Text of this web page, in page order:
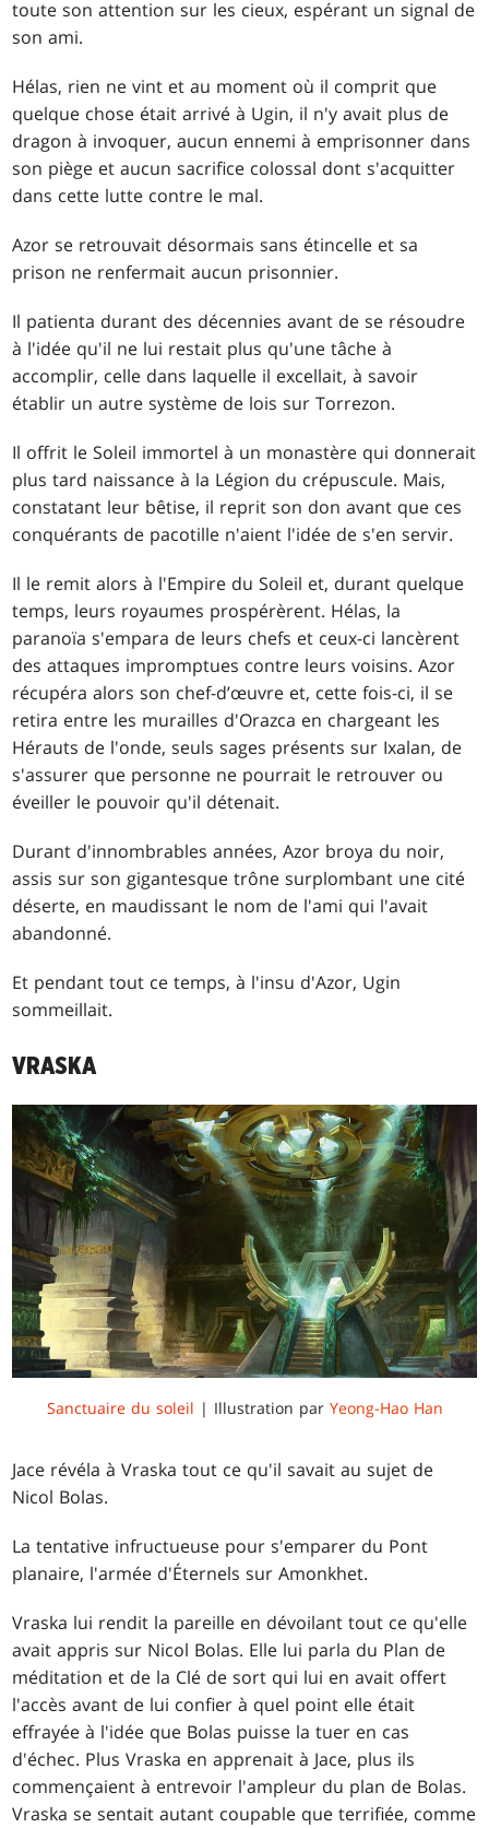
toute son attention sur les cieux, espérant un signal de
son ami.
Hélas, rien ne vint et au moment où il comprit que
quelque chose était arrivé à Ugin, il n'y avait plus de
dragon à invoquer, aucun ennemi à emprisonner dans
son piège et aucun sacrifice colossal dont s'acquitter
dans cette lutte contre le mal.
Azor se retrouvait désormais sans étincelle et sa
prison ne renfermait aucun prisonnier.
Il patienta durant des décennies avant de se résoudre
à l'idée qu'il ne lui restait plus qu'une tâche à
accomplir, celle dans laquelle il excellait, à savoir
établir un autre système de lois sur Torrezon.
Il offrit le Soleil immortel à un monastère qui donnerait
plus tard naissance à la Légion du crépuscule. Mais,
constatant leur bêtise, il reprit son don avant que ces
conquérants de pacotille n'aient l'idée de s'en servir.
Il le remit alors à l'Empire du Soleil et, durant quelque
temps, leurs royaumes prospérèrent. Hélas, la
paranoïa s'empara de leurs chefs et ceux-ci lancèrent
des attaques impromptues contre leurs voisins. Azor
récupéra alors son chef-d’œuvre et, cette fois-ci, il se
retira entre les murailles d'Orazca en chargeant les
Hérauts de l'onde, seuls sages présents sur Ixalan, de
s'assurer que personne ne pourrait le retrouver ou
éveiller le pouvoir qu'il détenait.
Durant d'innombrables années, Azor broya du noir,
assis sur son gigantesque trône surplombant une cité
déserte, en maudissant le nom de l'ami qui l'avait
abandonné.
Et pendant tout ce temps, à l'insu d'Azor, Ugin
sommeillait.
VRASKA
Sanctuaire du soleil | Illustration par Yeong-Hao Han
Jace révéla à Vraska tout ce qu'il savait au sujet de
Nicol Bolas.
La tentative infructueuse pour s'emparer du Pont
planaire, l'armée d'Éternels sur Amonkhet.
Vraska lui rendit la pareille en dévoilant tout ce qu'elle
avait appris sur Nicol Bolas. Elle lui parla du Plan de
méditation et de la Clé de sort qui lui en avait offert
l'accès avant de lui confier à quel point elle était
effrayée à l'idée que Bolas puisse la tuer en cas
d'échec. Plus Vraska en apprenait à Jace, plus ils
commençaient à entrevoir l'ampleur du plan de Bolas.
Vraska se sentait autant coupable que terrifiée, comme